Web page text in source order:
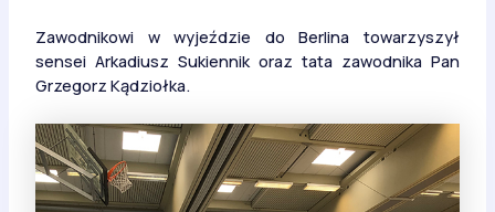
Zawodnikowi w wyjeździe do Berlina towarzyszył
sensei Arkadiusz Sukiennik oraz tata zawodnika Pan
Grzegorz Kądziołka.